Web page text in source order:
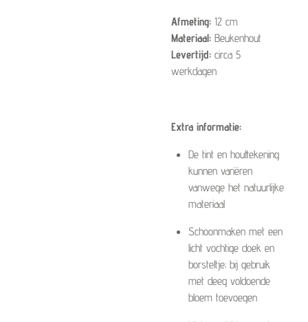
Afmeting: 12 cm
Materiaal: Beukenhout
Levertijd: circa 5
werkdagen
Extra informatie:
De tint en houttekening
kunnen variëren
vanwege het natuurlijke
materiaal
Schoonmaken met een
licht vochtige doek en
borsteltje; bij gebruik
met deeg voldoende
bloem toevoegen